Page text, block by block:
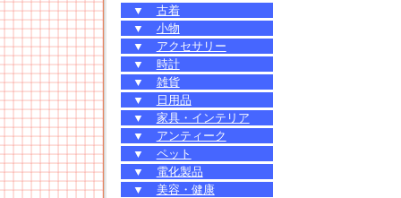
▼
古着
▼
小物
▼
アクセサリー
▼
時計
▼
雑貨
▼
日用品
▼
家具・インテリア
▼
アンティーク
▼
ペット
▼
電化製品
▼
美容・健康